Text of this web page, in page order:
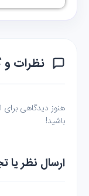
نظرات و
هنوز دیدگاهی
باشید!
ارسال نظر یا